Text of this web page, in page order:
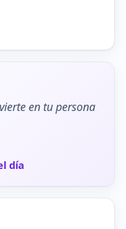
en tu persona
día